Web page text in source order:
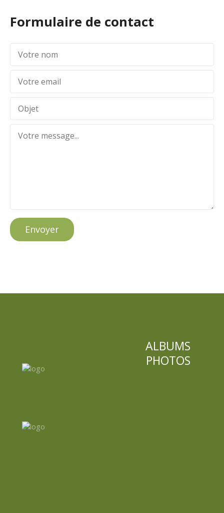
Formulaire de contact
Envoyer
ALBUMS
PHOTOS